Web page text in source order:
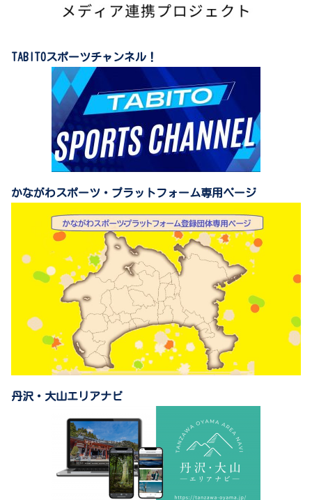
TABITOスポーツチャンネル！
かながわスポーツ・プラットフォーム専用ページ
丹沢・大山エリアナビ